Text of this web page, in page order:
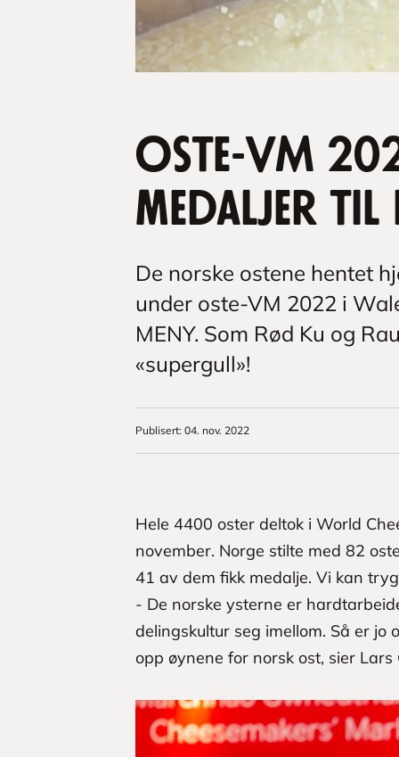
Oste-VM
medaljer til
De norske ostene hentet
under oste-VM 2022 i
MENY. Som Rød Ku og
«supergull»!
Publisert: 04. nov. 2022
Hele 4400 oster deltok i World
november. Norge stilte med 82
41 av dem fikk medalje. Vi kan
- De norske ysterne er
delingskultur seg imellom. Så er jo
opp øynene for norsk ost, sier